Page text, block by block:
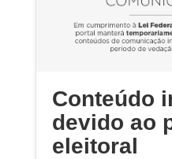
Conteúdo
devido ao
eleitoral